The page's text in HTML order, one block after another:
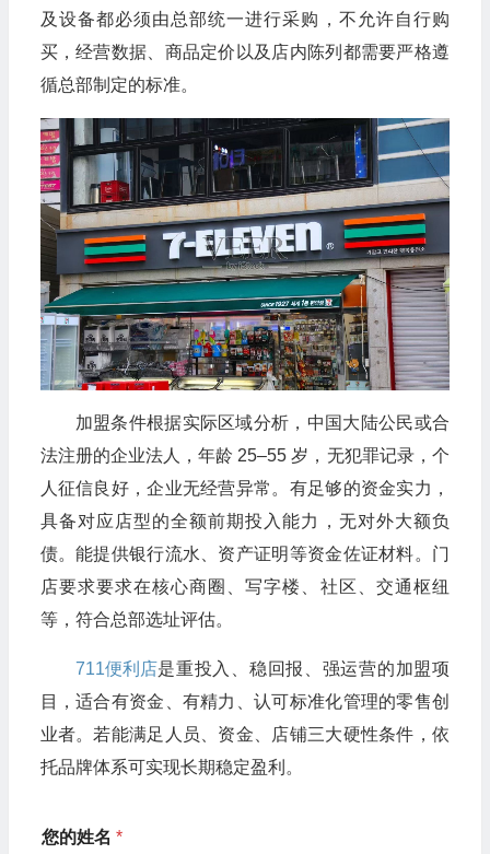
及设备都必须由总部统一进行采购，不允许自行购
买，经营数据、商品定价以及店内陈列都需要严格遵
循总部制定的标准。
加盟条件根据实际区域分析，中国大陆公民或合
法注册的企业法人，年龄 25–55 岁，无犯罪记录，个
人征信良好，企业无经营异常。有足够的资金实力，
具备对应店型的全额前期投入能力，无对外大额负
债。能提供银行流水、资产证明等资金佐证材料。门
店要求要求在核心商圈、写字楼、社区、交通枢纽
等，符合总部选址评估。
711便利店是重投入、稳回报、强运营的加盟项
目，适合有资金、有精力、认可标准化管理的零售创
业者。若能满足人员、资金、店铺三大硬性条件，依
托品牌体系可实现长期稳定盈利。
您的姓名 *